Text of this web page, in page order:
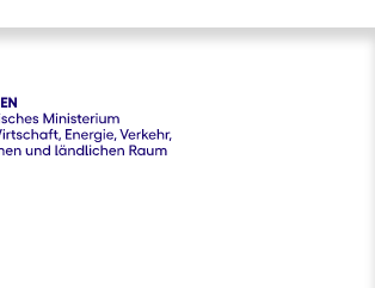
Ministerium für Wirtschaft, Energie,